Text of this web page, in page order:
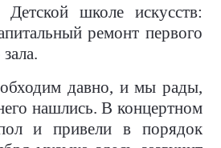
школе искусств:
ремонт первого
давно, и мы рады,
нашлись. В концертном
и привели в порядок